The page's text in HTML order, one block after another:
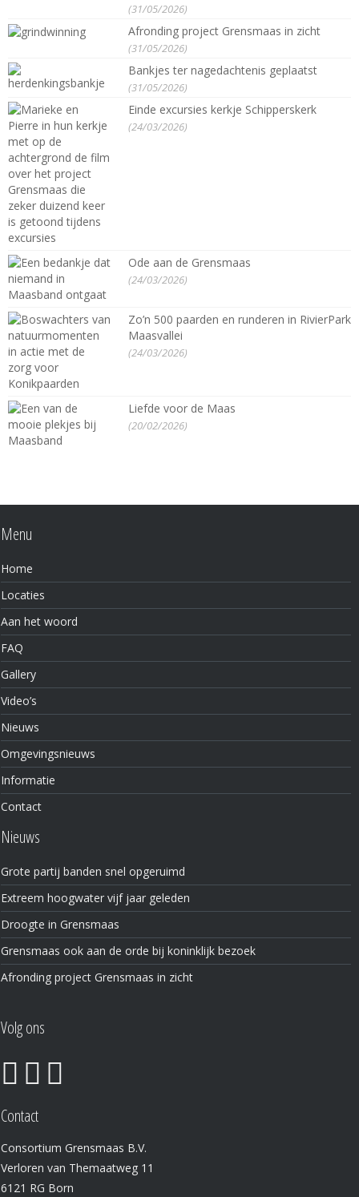
(31/05/2026)
Afronding project Grensmaas in zicht
(31/05/2026)
Bankjes ter nagedachtenis geplaatst
(31/05/2026)
Einde excursies kerkje Schipperskerk
(24/03/2026)
Ode aan de Grensmaas
(24/03/2026)
Zo’n 500 paarden en runderen in RivierPark
Maasvallei
(24/03/2026)
Liefde voor de Maas
(20/02/2026)
Menu
Home
Locaties
Aan het woord
FAQ
Gallery
Video’s
Nieuws
Omgevingsnieuws
Informatie
Contact
Nieuws
Grote partij banden snel opgeruimd
Extreem hoogwater vijf jaar geleden
Droogte in Grensmaas
Grensmaas ook aan de orde bij koninklijk bezoek
Afronding project Grensmaas in zicht
Volg ons
Contact
Consortium Grensmaas B.V.
Verloren van Themaatweg 11
6121 RG Born